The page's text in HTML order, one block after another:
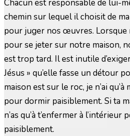
Chacun est responsable de lui-
chemin sur lequel il choisit de
pour juger nos œuvres.
pour se jeter sur notre maison,
est trop tard. Il est inutile
Jésus » qu’elle fasse un détour
maison est sur le roc, je n’ai qu’à
pour dormir paisiblement. Si ta
n’as qu’à t’enfermer à l’intérieur
paisiblement.